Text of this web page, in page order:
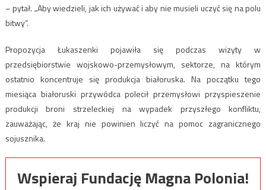
– pytał. „Aby wiedzieli, jak ich używać i aby nie musieli uczyć się na polu
bitwy”.
Propozycja Łukaszenki pojawiła się podczas wizyty w
przedsiębiorstwie wojskowo-przemysłowym, sektorze, na którym
ostatnio koncentruje się produkcja białoruska. Na początku tego
miesiąca białoruski przywódca polecił przemysłowi przyspieszenie
produkcji broni strzeleckiej na wypadek przyszłego konfliktu,
zauważając, że kraj nie powinien liczyć na pomoc zagranicznego
sojusznika.
Wspieraj Fundację Magna Polonia!